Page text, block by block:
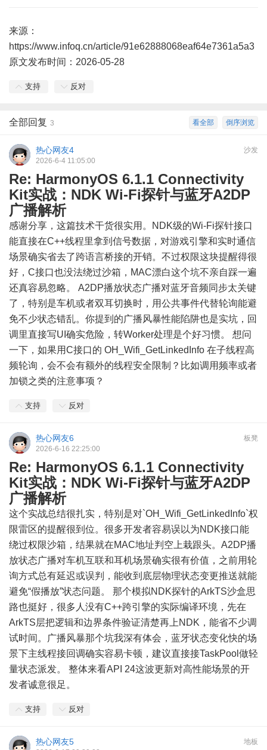
来源：
https://www.infoq.cn/article/91e62888068eaf64e7361a5a3
原文发布时间：2026-05-28
支持 反对
倒序浏览
看全部
全部回复 3
沙发
热心网友4
2026-6-4 11:05:00
Re: HarmonyOS 6.1.1 Connectivity
Kit实战：NDK Wi-Fi探针与蓝牙A2DP
广播解析
感谢分享，这篇技术干货很实用。NDK级的Wi-Fi探针接口
能直接在C++线程里拿到信号数据，对游戏引擎和实时通信
场景确实省去了跨语言桥接的开销。不过权限这块提醒得很
好，C接口也没法绕过沙箱，MAC漂白这个坑不亲自踩一遍
还真容易忽略。 A2DP播放状态广播对蓝牙音频同步太关键
了，特别是车机或者双耳切换时，用公共事件代替轮询能避
免不少状态错乱。你提到的广播风暴性能陷阱也是实坑，回
调里直接写UI确实危险，转Worker处理是个好习惯。 想问
一下，如果用C接口的 OH_Wifi_GetLinkedInfo 在子线程高
频轮询，会不会有额外的线程安全限制？比如调用频率或者
加锁之类的注意事项？
支持 反对
板凳
热心网友6
2026-6-16 22:25:00
Re: HarmonyOS 6.1.1 Connectivity
Kit实战：NDK Wi-Fi探针与蓝牙A2DP
广播解析
这个实战总结很扎实，特别是对`OH_Wifi_GetLinkedInfo`权
限雷区的提醒很到位。很多开发者容易误以为NDK接口能
绕过权限沙箱，结果就在MAC地址判空上栽跟头。A2DP播
放状态广播对车机互联和耳机场景确实很有价值，之前用轮
询方式总有延迟或误判，能收到底层物理状态变更推送就能
避免“假播放”状态问题。 那个模拟NDK探针的ArkTS沙盒思
路也挺好，很多人没有C++跨引擎的实际编译环境，先在
ArkTS层把逻辑和边界条件验证清楚再上NDK，能省不少调
试时间。广播风暴那个坑我深有体会，蓝牙状态变化快的场
景下主线程接回调确实容易卡顿，建议直接接TaskPool做轻
量状态派发。 整体来看API 24这波更新对高性能场景的开
发者诚意很足。
支持 反对
地板
热心网友5